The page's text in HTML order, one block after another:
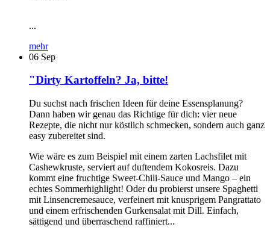
...
mehr
06 Sep
"Dirty Kartoffeln? Ja, bitte!
Du suchst nach frischen Ideen für deine Essensplanung?
Dann haben wir genau das Richtige für dich: vier neue
Rezepte, die nicht nur köstlich schmecken, sondern auch ganz
easy zubereitet sind.
Wie wäre es zum Beispiel mit einem zarten Lachsfilet mit
Cashewkruste, serviert auf duftendem Kokosreis. Dazu
kommt eine fruchtige Sweet-Chili-Sauce und Mango – ein
echtes Sommerhighlight! Oder du probierst unsere Spaghetti
mit Linsencremesauce, verfeinert mit knusprigem Pangrattato
und einem erfrischenden Gurkensalat mit Dill. Einfach,
sättigend und überraschend raffiniert...